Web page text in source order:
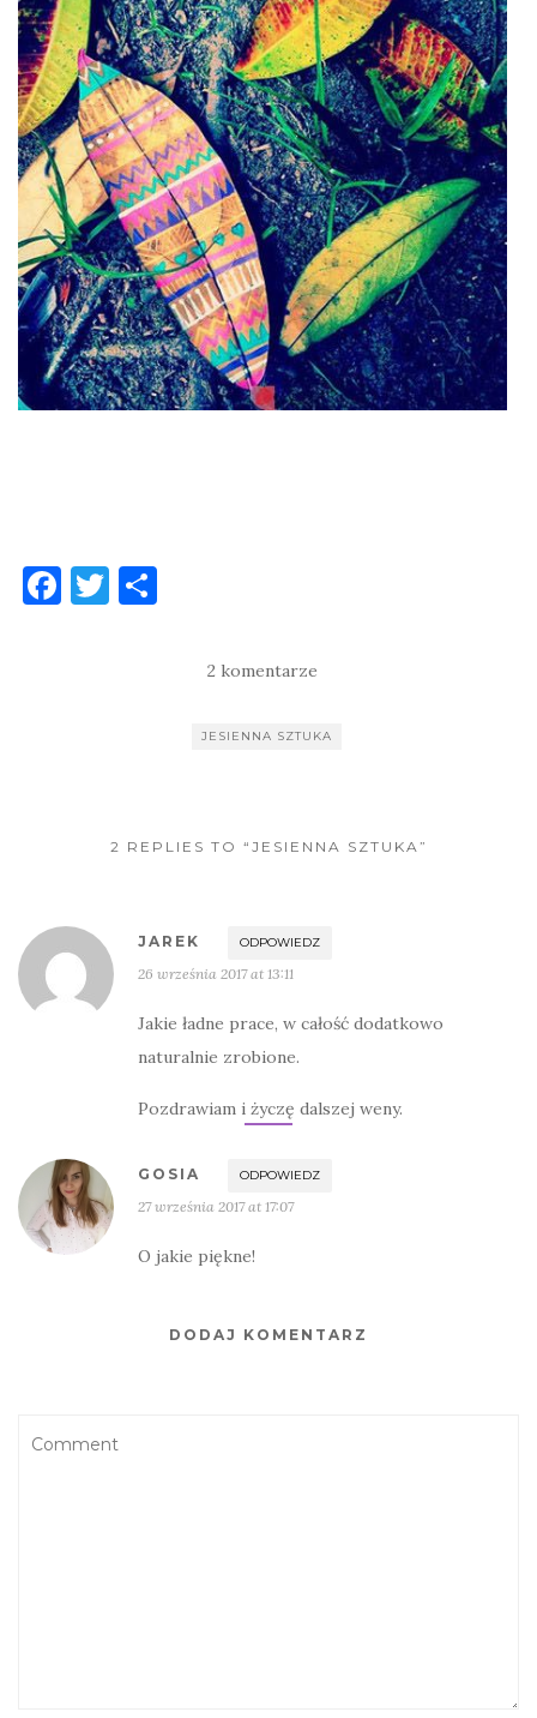
F T
2 komentarze
JESIENNA SZTUKA
2 REPLIES TO “JESIENNA SZTUKA”
JAREK ODPOWIEDZ
26 września 2017 at 13:11
Jakie ładne prace, w całość dodatkowo
naturalnie zrobione.
Pozdrawiam i życzę dalszej weny.
GOSIA ODPOWIEDZ
27 września 2017 at 17:07
O jakie piękne!
DODAJ KOMENTARZ